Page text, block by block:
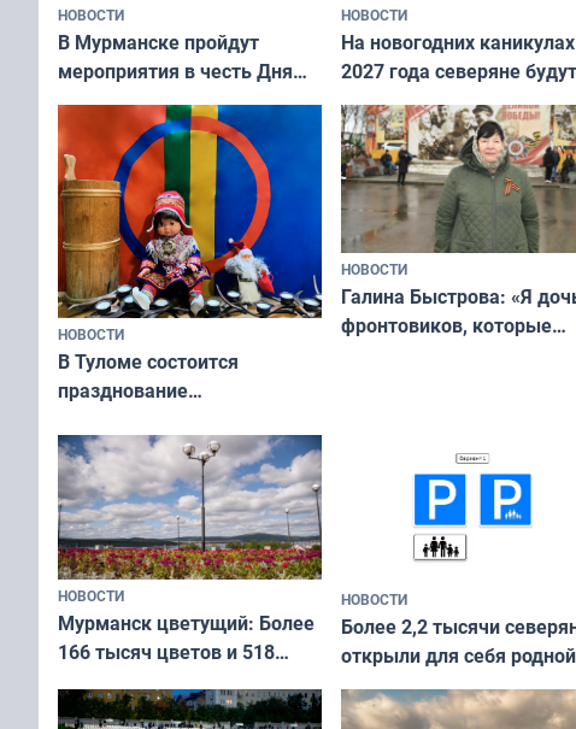
НОВОСТИ
В Мурманске пройдут
мероприятия в честь Дня
физкультурника
НОВОСТИ
На новогодних каникулах
2027 года северяне будут
отдыхать 11 дней
НОВОСТИ
В Туломе состоится
празднование
коренных народов мира
НОВОСТИ
Галина Быстрова: «Я
фронтовиков, которые
НОВОСТИ
Мурманск цветущий: Более
166 тысяч цветов и 518
НОВОСТИ
Более 2,2 тысячи
открыли для себя родной
край в рамках проекта
«Туризм для своих»